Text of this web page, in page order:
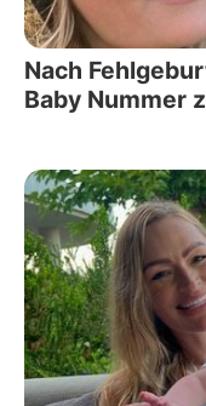
Nach
Baby Nummer